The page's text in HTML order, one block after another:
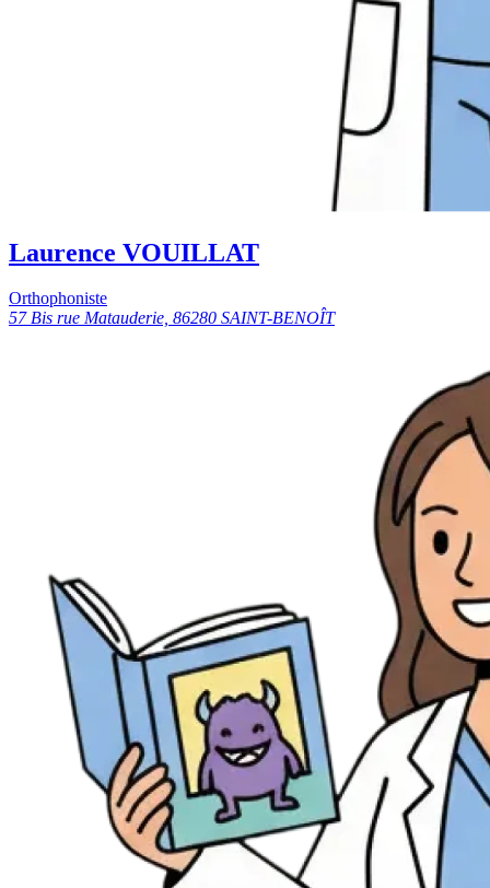
Laurence VOUILLAT
Orthophoniste
57 Bis rue Matauderie, 86280 SAINT-BENOÎT